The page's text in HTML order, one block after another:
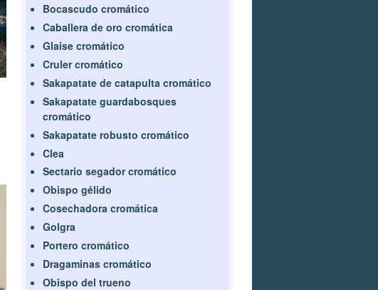
Bocascudo cromático
Caballera de oro cromática
Glaise cromático
Cruler cromático
Sakapatate de catapulta cromático
Sakapatate guardabosques
cromático
Sakapatate robusto cromático
Clea
Sectario segador cromático
Obispo gélido
Cosechadora cromática
Golgra
Portero cromático
Dragaminas cromático
Obispo del trueno